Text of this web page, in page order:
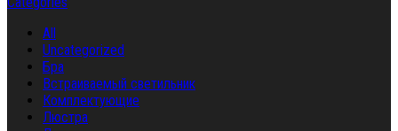
All
Uncategorized
Бра
Встраиваемый светильник
Комплектующие
Люстра